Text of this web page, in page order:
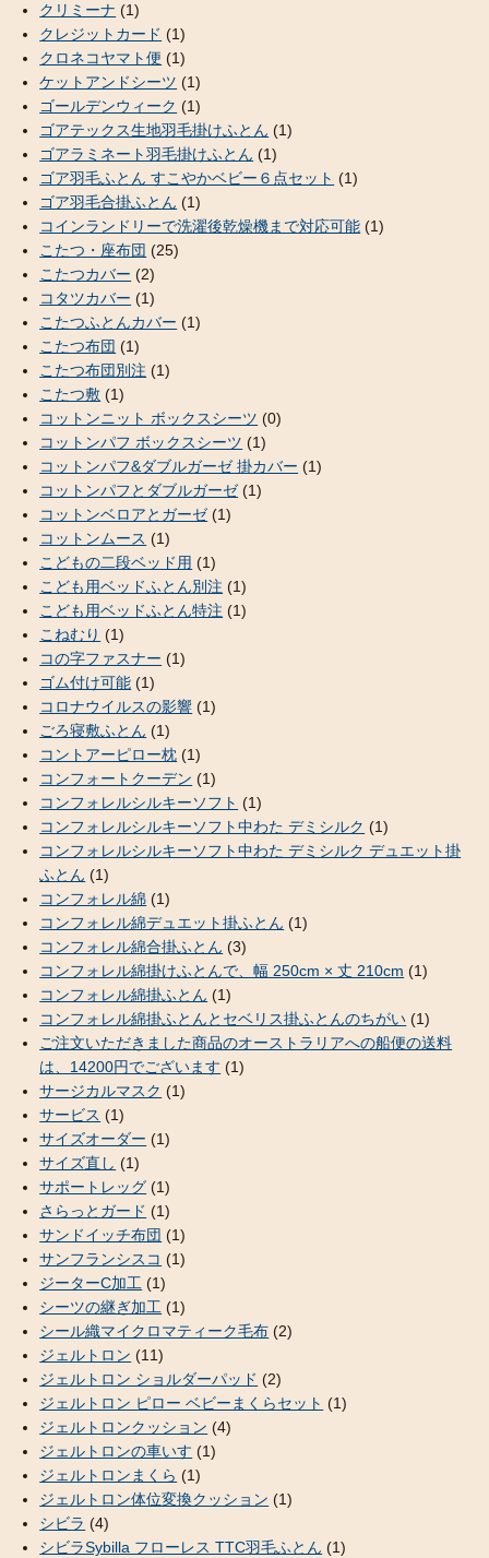
クリミーナ (1)
クレジットカード (1)
クロネコヤマト便 (1)
ケットアンドシーツ (1)
ゴールデンウィーク (1)
ゴアテックス生地羽毛掛けふとん (1)
ゴアラミネート羽毛掛けふとん (1)
ゴア羽毛ふとん すこやかベビー６点セット (1)
ゴア羽毛合掛ふとん (1)
コインランドリーで洗濯後乾燥機まで対応可能 (1)
こたつ・座布団 (25)
こたつカバー (2)
コタツカバー (1)
こたつふとんカバー (1)
こたつ布団 (1)
こたつ布団別注 (1)
こたつ敷 (1)
コットンニット ボックスシーツ (0)
コットンパフ ボックスシーツ (1)
コットンパフ&ダブルガーゼ 掛カバー (1)
コットンパフとダブルガーゼ(1)
コットンベロアとガーゼ(1)
コットンムース (1)
こどもの二段ベッド用 (1)
こども用ベッドふとん別注 (1)
こども用ベッドふとん特注 (1)
こねむり (1)
コの字ファスナー (1)
ゴム付け可能 (1)
コロナウイルスの影響 (1)
ごろ寝敷ふとん (1)
コントアーピロー枕 (1)
コンフォートクーデン (1)
コンフォレルシルキーソフト (1)
コンフォレルシルキーソフト中わた デミシルク (1)
コンフォレルシルキーソフト中わた デミシルク デュエット掛
ふとん (1)
コンフォレル綿 (1)
コンフォレル綿デュエット掛ふとん (1)
コンフォレル綿合掛ふとん (3)
コンフォレル綿掛けふとんで、幅 250cm × 丈 210cm (1)
コンフォレル綿掛ふとん (1)
コンフォレル綿掛ふとんとセベリス掛ふとんのちがい (1)
ご注文いただきました商品のオーストラリアへの船便の送料
は、14200円でございます (1)
サージカルマスク (1)
サービス (1)
サイズオーダー (1)
サイズ直し (1)
サポートレッグ (1)
さらっとガード (1)
サンドイッチ布団 (1)
サンフランシスコ (1)
ジーターC加工 (1)
シーツの継ぎ加工 (1)
シール織マイクロマティーク毛布 (2)
ジェルトロン (11)
ジェルトロン ショルダーパッド (2)
ジェルトロン ピロー ベビーまくらセット (1)
ジェルトロンクッション (4)
ジェルトロンの車いす (1)
ジェルトロンまくら (1)
ジェルトロン体位変換クッション (1)
シビラ (4)
シビラSybilla フローレス TTC羽毛ふとん (1)